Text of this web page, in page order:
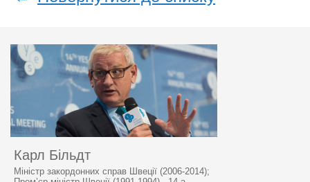
Карл Більдт
Міністр закордонних справ Швеції (2006-2014);